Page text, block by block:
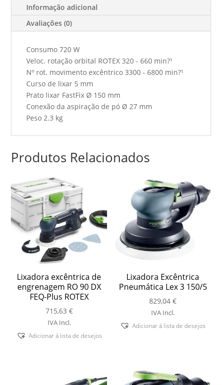
Informação adicional
Avaliações (0)
Consumo 720 W
Veloc. rotação orbital ROTEX 320 - 660 min?¹
Nº rot. movimento excêntrico 3300 - 6800 min?¹
Curso de lixar 5 mm
Prato lixar FastFix Ø 150 mm
Conexão da aspiração de pó Ø 27 mm
Peso 2.3 kg
Produtos Relacionados
Lixadora excêntrica de
engrenagem RO 90 DX
FEQ-Plus ROTEX
715,63 €
IVA Incl.
Adicionar á lista de desejos
Lixadora Excêntrica
Pneumática Lex 3 150/5
829,04€
IVA Incl.
Adicionar á lista de desejos